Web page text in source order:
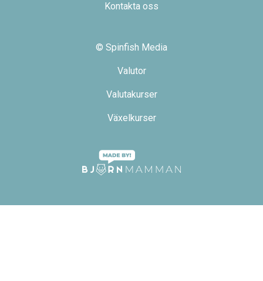
Kontakta oss
© Spinfish Media
Valutor
Valutakurser
Växelkurser